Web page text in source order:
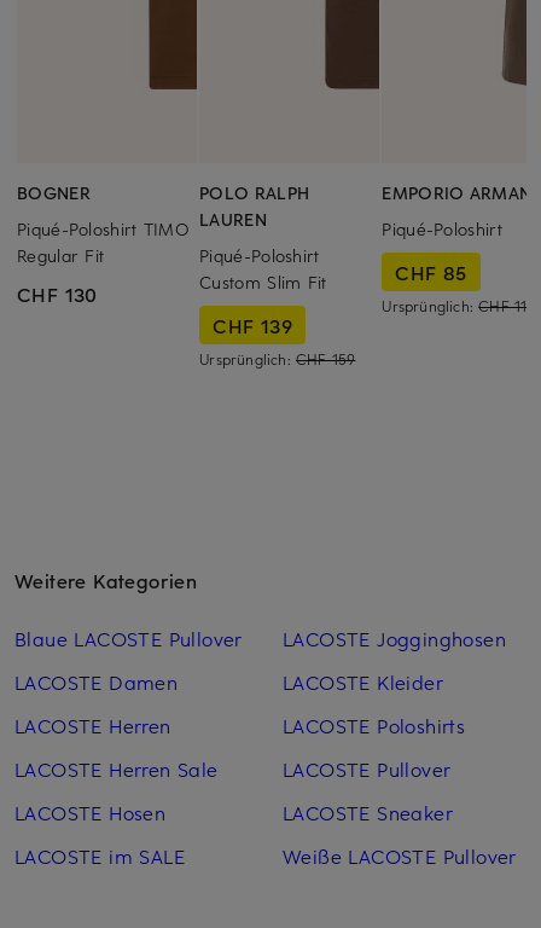
BOGNER
Piqué-Poloshirt TIMO
Regular Fit
CHF 130
POLO RALPH
LAUREN
Piqué-Poloshirt
Custom Slim Fit
CHF 139
Ursprünglich: CHF 159
EMPORIO ARMANI
Piqué-Poloshirt
CHF 85
Ursprünglich:CHF 119
Weitere Kategorien
Blaue LACOSTE Pullover
LACOSTE Damen
LACOSTE Herren
LACOSTE Herren Sale
LACOSTE Hosen
LACOSTE im SALE
LACOSTE Jogginghosen
LACOSTE Kleider
LACOSTE Poloshirts
LACOSTE Pullover
LACOSTE Sneaker
Weiße LACOSTE Pullover